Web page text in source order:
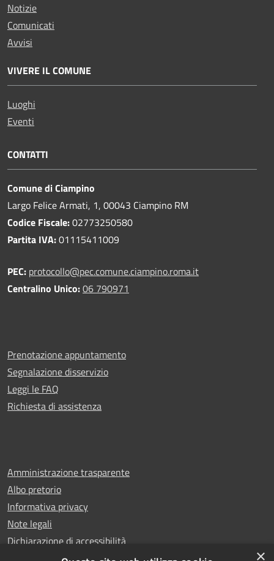
Notizie
Comunicati
Avvisi
VIVERE IL COMUNE
Luoghi
Eventi
CONTATTI
Comune di Ciampino
Largo Felice Armati, 1, 00043 Ciampino RM
Codice Fiscale:02773250580
Partita IVA:01115411009
PEC: protocollo@pec.comune.ciampino.roma.it
Centralino Unico:06 790971
Prenotazione appuntamento
Segnalazione disservizio
Leggi le FAQ
Richiesta di assistenza
Amministrazione trasparente
Albo pretorio
Informativa privacy
Note legali
Dichiarazione di accessibilità
×